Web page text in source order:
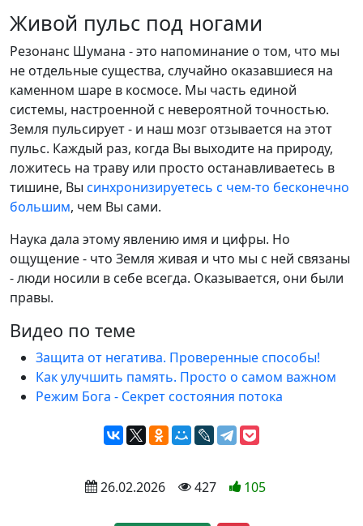
Живой пульс под ногами
Резонанс Шумана - это напоминание о том, что мы
не отдельные существа, случайно оказавшиеся на
каменном шаре в космосе. Мы часть единой
системы, настроенной с невероятной точностью.
Земля пульсирует - и наш мозг отзывается на этот
пульс. Каждый раз, когда Вы выходите на природу,
ложитесь на траву или просто останавливаетесь в
тишине, Вы синхронизируетесь с чем-то бесконечно
большим, чем Вы сами.
Наука дала этому явлению имя и цифры. Но
ощущение - что Земля живая и что мы с ней связаны
- люди носили в себе всегда. Оказывается, они были
правы.
Видео по теме
Защита от негатива. Проверенные способы!
Как улучшить память. Просто о самом важном
Режим Бога - Секрет состояния потока
26.02.2026 427 105